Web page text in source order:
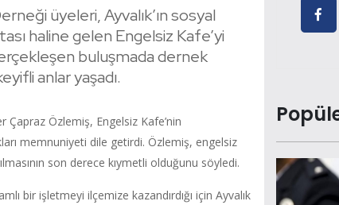
üyeleri, Ayvalık’ın sosyal
haline gelen Engelsiz Kafe’yi
buluşmada dernek
anlar yaşadı.
Çapraz Özlemiş, Engelsiz Kafe’nin
memnuniyeti dile getirdi. Özlemiş, engelsiz
son derece kıymetli olduğunu söyledi.
bir işletmeyi ilçemize kazandırdığı için Ayvalık